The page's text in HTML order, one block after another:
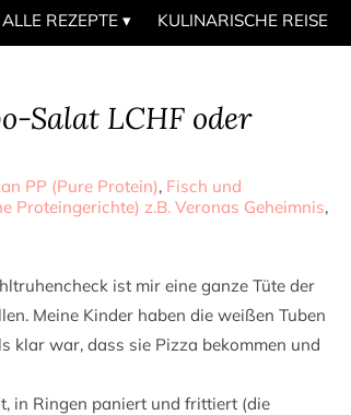
ALLE REZEPTE KULINARISCHE REISE
Salat LCHF oder
PP (Pure Protein), Fisch und
Proteingerichte) z.B. Veronas Geheimnis,
ist mir eine ganze Tüte der
Meine Kinder haben die weißen Tuben
klar war, dass sie Pizza bekommen und
in Ringen paniert und frittiert (die